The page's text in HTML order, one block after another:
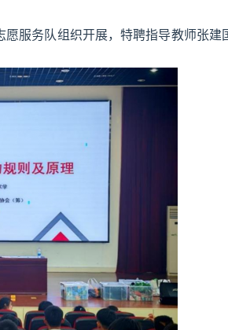
服务队组织开展，特聘指导教师张建